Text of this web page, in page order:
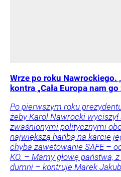
Wrze po roku Nawrockiego.
kontra „Cała Europa nam
Po pierwszym roku
żeby Karol Nawrocki
zwaśnionymi politycznymi
największą hańbą na karcie
chyba zawetowanie SAFE –
KO. – Mamy głowę państwa,
dumni – kontruje Marek